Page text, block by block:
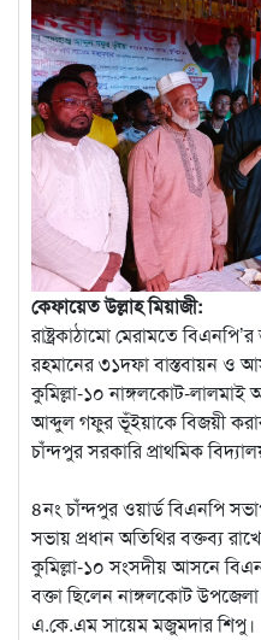
কেফায়েত উল্লাহ মিয়াজী:
‎রাষ্ট্রকাঠামো মেরামতে বিএনপি’র
রহমানের ৩১দফা বাস্তবায়ন ও
কুমিল্লা-১০ নাঙ্গলকোট-লালমাই
আব্দুল গফুর ভূঁইয়াকে বিজয়ী
চাঁন্দপুর সরকারি প্রাথমিক
‎৪নং চাঁন্দপুর ওয়ার্ড বিএনপি
সভায় প্রধান অতিথির বক্তব্য
কুমিল্লা-১০ সংসদীয় আসনে
বক্তা ছিলেন নাঙ্গলকোট
এ.কে.এম সায়েম মজুমদার শিপু।